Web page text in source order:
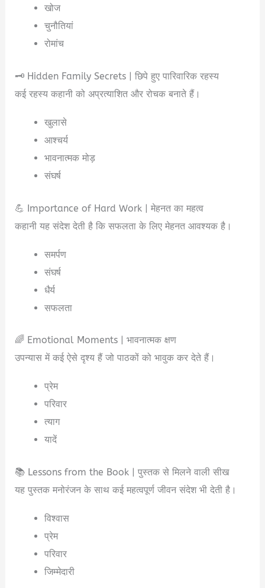
खोज
चुनौतियां
रोमांच
🗝️ Hidden Family Secrets | छिपे हुए पारिवारिक रहस्य
कई रहस्य कहानी को अप्रत्याशित और रोचक बनाते हैं।
खुलासे
आश्चर्य
भावनात्मक मोड़
संघर्ष
💪 Importance of Hard Work | मेहनत का महत्व
कहानी यह संदेश देती है कि सफलता के लिए मेहनत आवश्यक है।
समर्पण
संघर्ष
धैर्य
सफलता
🌈 Emotional Moments | भावनात्मक क्षण
उपन्यास में कई ऐसे दृश्य हैं जो पाठकों को भावुक कर देते हैं।
प्रेम
परिवार
त्याग
यादें
📚 Lessons from the Book | पुस्तक से मिलने वाली सीख
यह पुस्तक मनोरंजन के साथ कई महत्वपूर्ण जीवन संदेश भी देती है।
विश्वास
प्रेम
परिवार
जिम्मेदारी